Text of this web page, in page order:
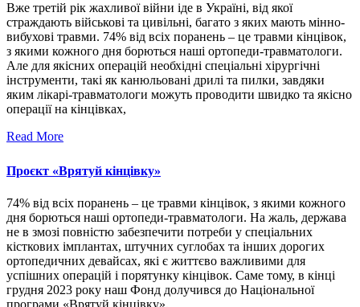
Вже третій рік жахливої війни іде в Україні, від якої
страждають військові та цивільні, багато з яких мають мінно-
вибухові травми. 74% від всіх поранень – це травми кінцівок,
з якими кожного дня борються наші ортопеди-травматологи.
Але для якісних операцій необхідні спеціальні хірургічні
інструменти, такі як канюльовані дрилі та пилки, завдяки
яким лікарі-травматологи можуть проводити швидко та якісно
операції на кінцівках,
Read More
Проєкт «Врятуй кінцівку»
74% від всіх поранень – це травми кінцівок, з якими кожного
дня борються наші ортопеди-травматологи. На жаль, держава
не в змозі повністю забезпечити потреби у спеціальних
кісткових імплантах, штучних суглобах та інших дорогих
ортопедичних девайсах, які є життєво важливими для
успішних операцій і порятунку кінцівок. Саме тому, в кінці
грудня 2023 року наш Фонд долучився до Національної
програми «Врятуй кінцівку»,